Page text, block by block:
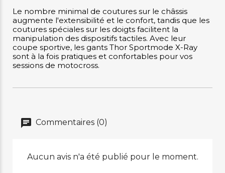
Le nombre minimal de coutures sur le châssis
augmente l'extensibilité et le confort, tandis que les
coutures spéciales sur les doigts facilitent la
manipulation des dispositifs tactiles. Avec leur
coupe sportive, les gants Thor Sportmode X-Ray
sont à la fois pratiques et confortables pour vos
sessions de motocross.
Commentaires (0)
Aucun avis n'a été publié pour le moment.